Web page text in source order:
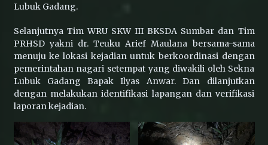
Lubuk Gadang.
Selanjutnya Tim WRU SKW III BKSDA Sumbar dan Tim
PRHSD yakni dr. Teuku Arief Maulana bersama-sama
menuju ke lokasi kejadian untuk berkoordinasi dengan
pemerintahan nagari setempat yang diwakili oleh Sekna
Lubuk Gadang Bapak Ilyas Anwar. Dan dilanjutkan
dengan melakukan identifikasi lapangan dan verifikasi
laporan kejadian.